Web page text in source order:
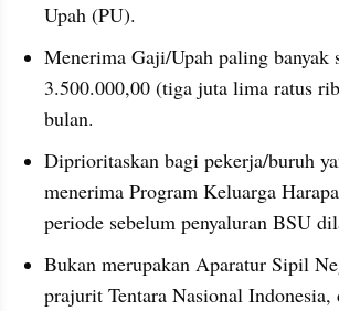
Upah (PU).
Menerima Gaji/Upah paling banyak
3.500.000,00 (tiga juta lima ratus
bulan.
Diprioritaskan bagi pekerja/buruh
menerima Program Keluarga
periode sebelum penyaluran BSU
Bukan merupakan Aparatur Sipil
prajurit Tentara Nasional Indonesia,